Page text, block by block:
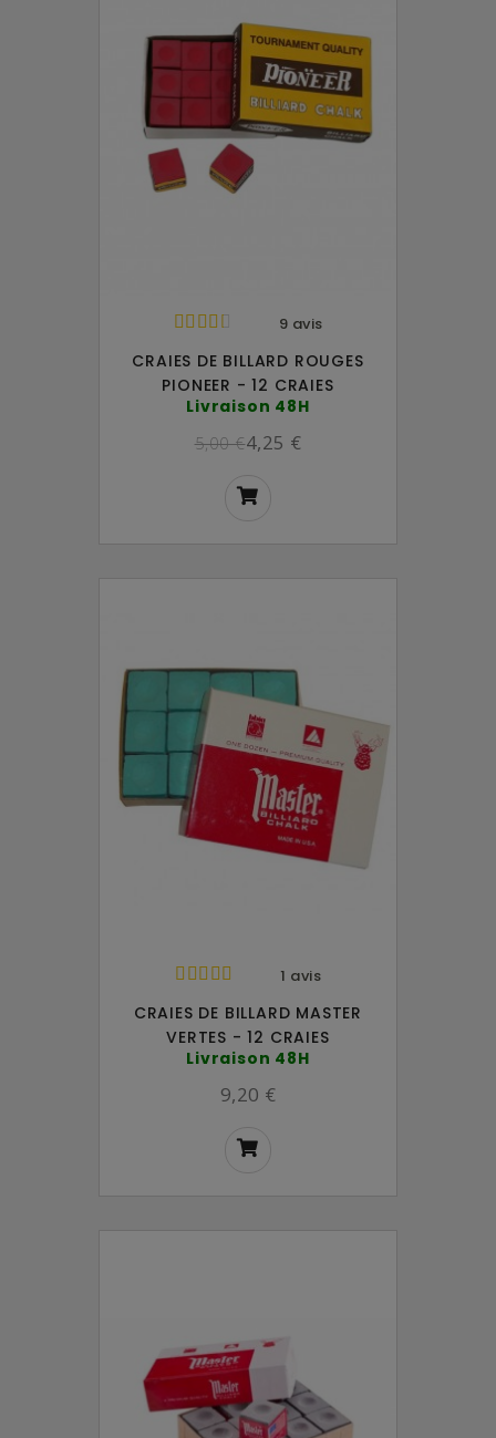
9 avis
CRAIES DE BILLARD ROUGES
PIONEER - 12 CRAIES
Livraison 48H
5,00 €4,25 €
1 avis
CRAIES DE BILLARD MASTER
VERTES - 12 CRAIES
Livraison 48H
9,20 €